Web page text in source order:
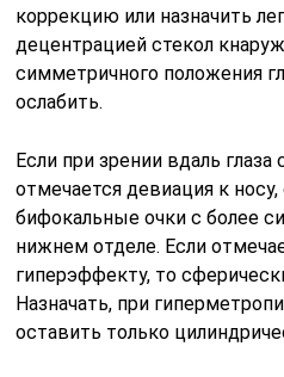
коррекцию или назначить
децентрацией стекол
симметричного положения
ослабить.
Если при зрении вдаль
отмечается девиация к носу,
бифокальные очки с более
нижнем отделе. Если
гиперэффекту, то
Назначать, при
оставить только